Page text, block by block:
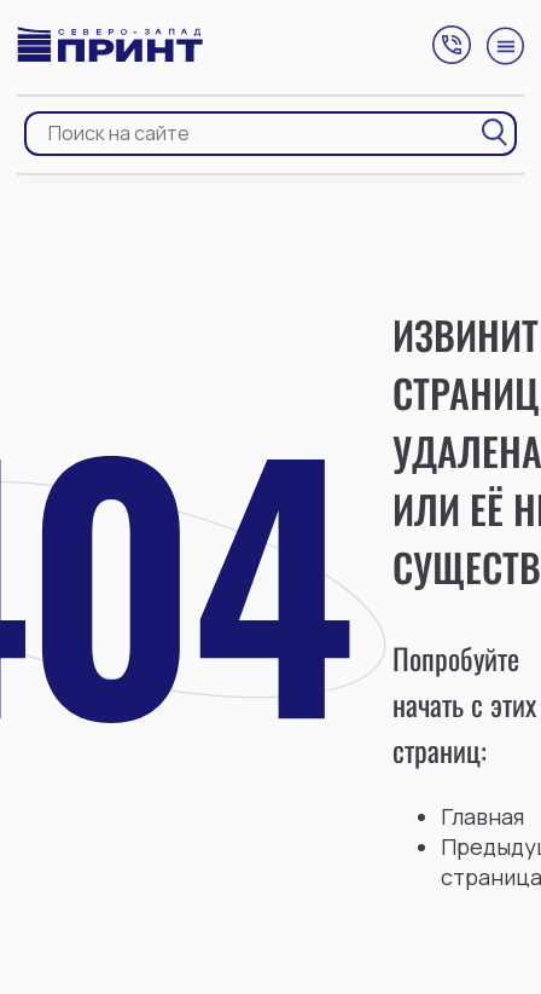
УДАЛЕНА
ИЛИ ЕЁ
Попробуйте
начать с этих
страниц:
Главная
страница